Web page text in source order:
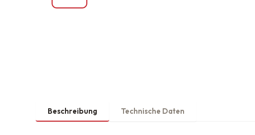
Beschreibung Technische Daten